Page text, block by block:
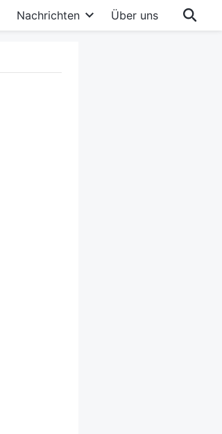
Nachrichten Über uns